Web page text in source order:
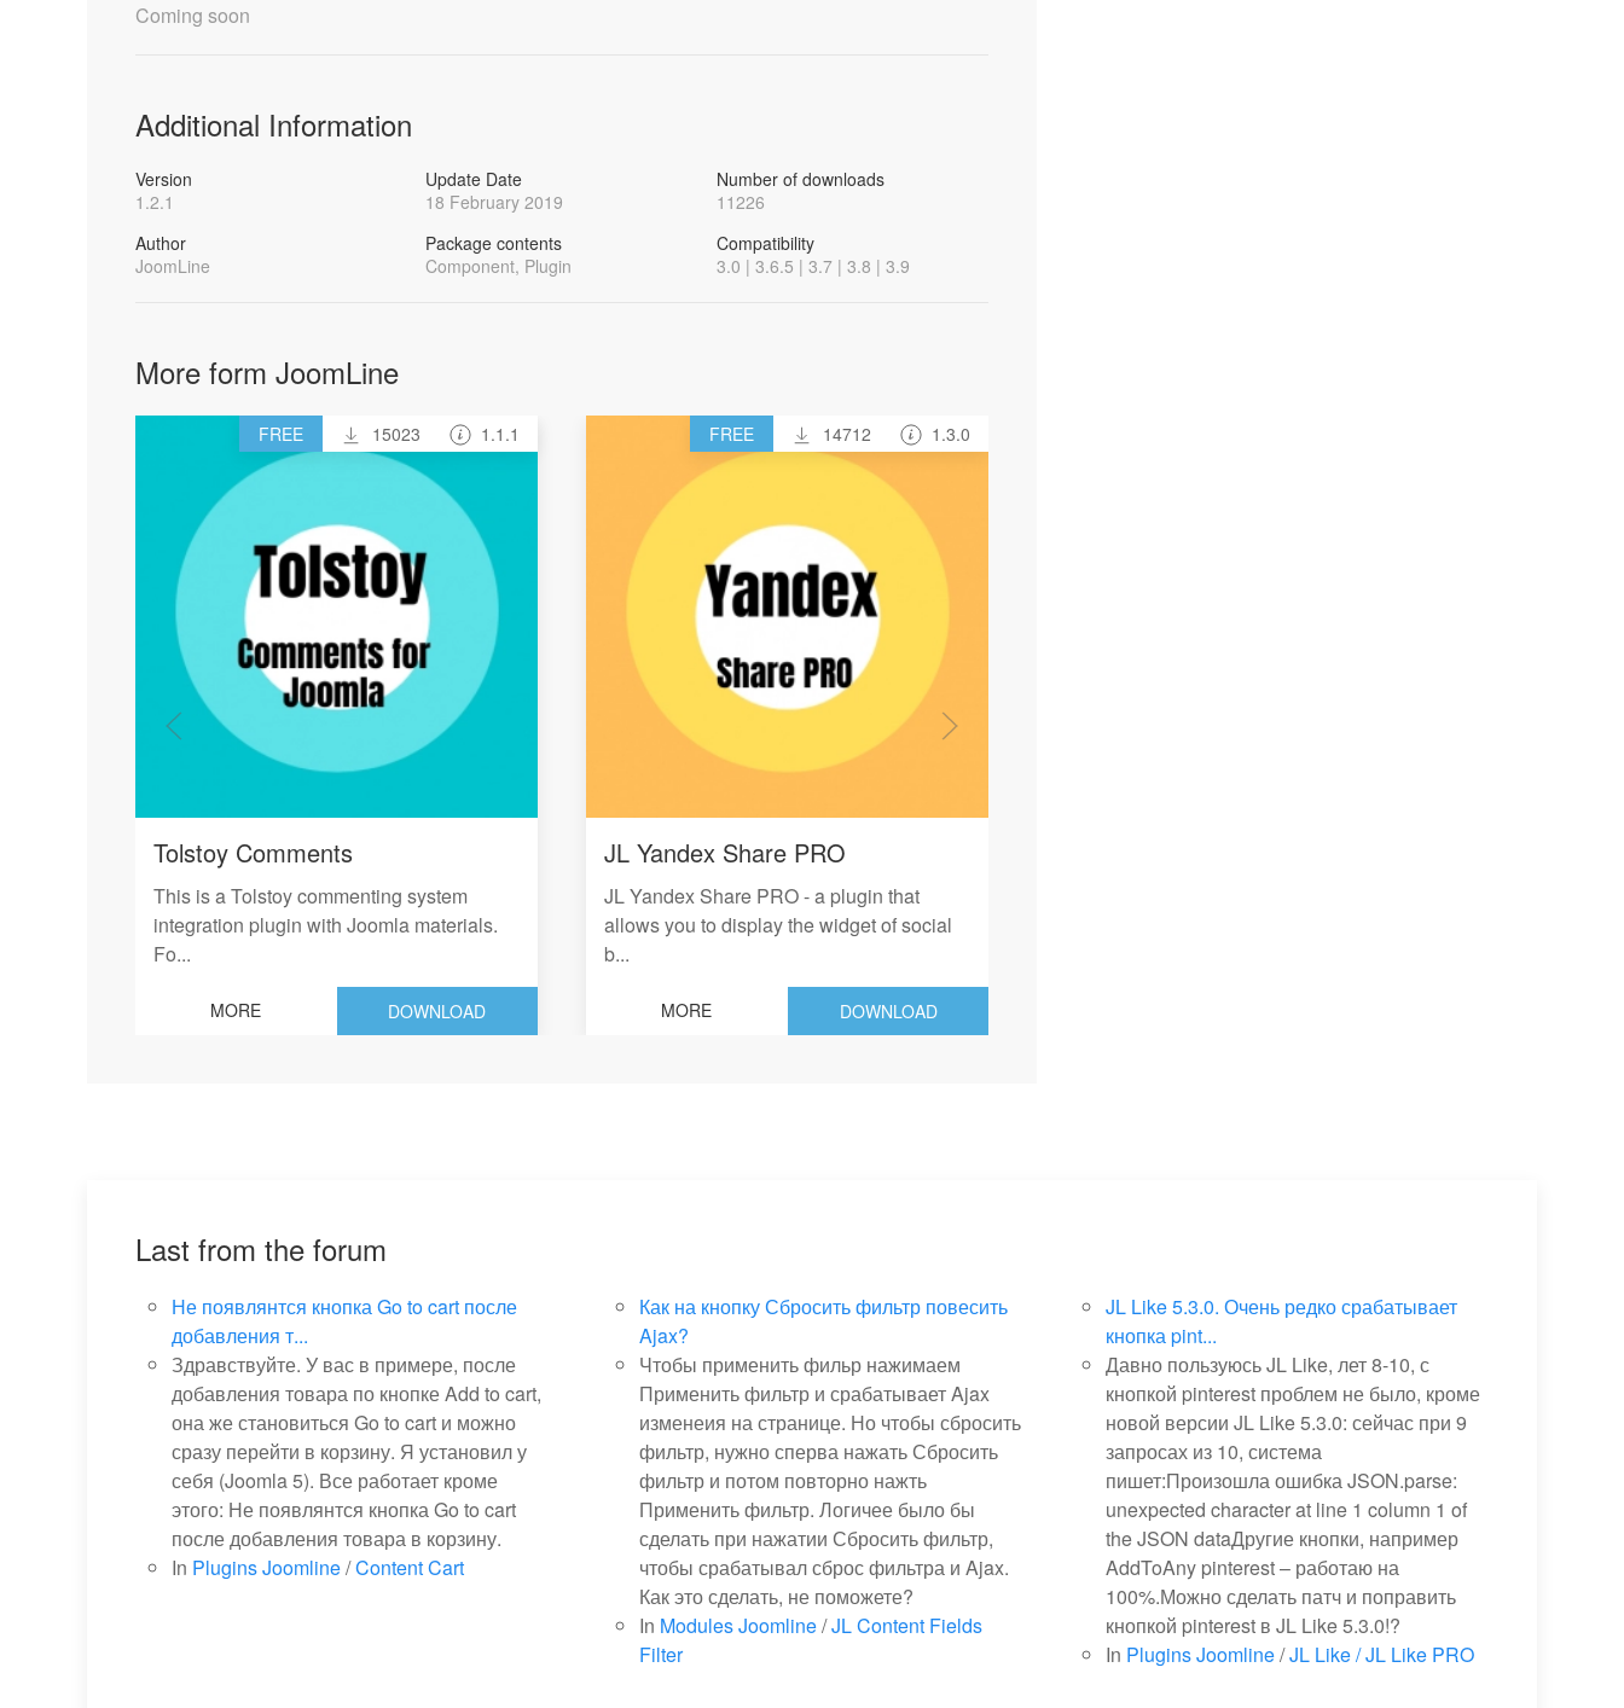
Coming soon
Additional Information
Version
1.2.1
Update Date
18 February 2019
Number of downloads
11226
Author
JoomLine
Package contents
Component, Plugin
Compatibility
3.0 | 3.6.5 | 3.7 | 3.8 | 3.9
More form JoomLine
FREE 15023 1.1.1
Tolstoy Comments
This is a Tolstoy commenting system
integration plugin with Joomla materials.
Fo...
MORE DOWNLOAD
FREE 14712 1.3.0
JL Yandex Share PRO
JL Yandex Share PRO - a plugin that
allows you to display the widget of social
b...
MORE DOWNLOAD
Last from the forum
Не появлянтся кнопка Go to cart после
добавления т...
Здравствуйте. У вас в примере, после
добавления товара по кнопке Add to cart,
она же становиться Go to cart и можно
сразу перейти в корзину. Я установил у
себя (Joomla 5). Все работает кроме
этого: Не появлянтся кнопка Go to cart
после добавления товара в корзину.
In Plugins Joomline/Content Cart
Как на кнопку Сбросить фильтр повесить
Ajax?
Чтобы применить фильр нажимаем
Применить фильтр и срабатывает Ajax
изменеия на странице. Но чтобы сбросить
фильтр, нужно сперва нажать Сбросить
фильтр и потом повторно нажть
Применить фильтр. Логичее было бы
сделать при нажатии Сбросить фильтр,
чтобы срабатывал сброс фильтра и Ajax.
Как это сделать, не поможете?
In Modules Joomline/JL Content Fields
Filter
JL Like 5.3.0. Очень редко срабатывает
кнопка pint...
Давно пользуюсь JL Like, лет 8-10, с
кнопкой pinterest проблем не было, кроме
новой версии JL Like 5.3.0: сейчас при 9
запросах из 10, система
пишет:Произошла ошибка JSON.parse:
unexpected character at line 1 column 1 of
the JSON dataДругие кнопки, например
AddToAny pinterest – работаю на
100%.Можно сделать патч и поправить
кнопкой pinterest в JL Like 5.3.0!?
In Plugins Joomline/JL Like / JL Like PRO